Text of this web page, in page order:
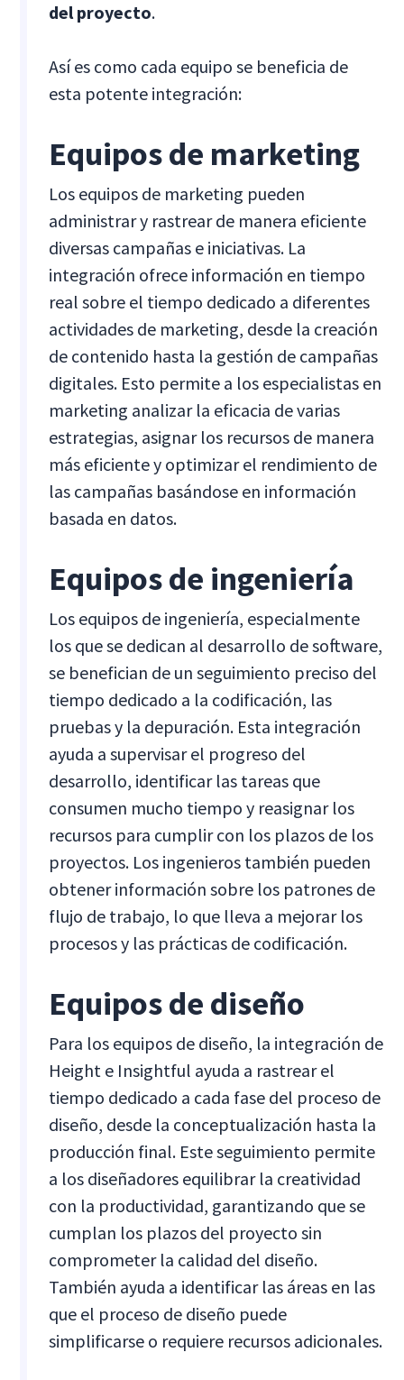
del proyecto.
Así es como cada equipo se beneficia de
esta potente integración:
Equipos de marketing
Los equipos de marketing pueden
administrar y rastrear de manera eficiente
diversas campañas e iniciativas. La
integración ofrece información en tiempo
real sobre el tiempo dedicado a diferentes
actividades de marketing, desde la creación
de contenido hasta la gestión de campañas
digitales. Esto permite a los especialistas en
marketing analizar la eficacia de varias
estrategias, asignar los recursos de manera
más eficiente y optimizar el rendimiento de
las campañas basándose en información
basada en datos.
Equipos de ingeniería
Los equipos de ingeniería, especialmente
los que se dedican al desarrollo de software,
se benefician de un seguimiento preciso del
tiempo dedicado a la codificación, las
pruebas y la depuración. Esta integración
ayuda a supervisar el progreso del
desarrollo, identificar las tareas que
consumen mucho tiempo y reasignar los
recursos para cumplir con los plazos de los
proyectos. Los ingenieros también pueden
obtener información sobre los patrones de
flujo de trabajo, lo que lleva a mejorar los
procesos y las prácticas de codificación.
Equipos de diseño
Para los equipos de diseño, la integración de
Height e Insightful ayuda a rastrear el
tiempo dedicado a cada fase del proceso de
diseño, desde la conceptualización hasta la
producción final. Este seguimiento permite
a los diseñadores equilibrar la creatividad
con la productividad, garantizando que se
cumplan los plazos del proyecto sin
comprometer la calidad del diseño.
También ayuda a identificar las áreas en las
que el proceso de diseño puede
simplificarse o requiere recursos adicionales.